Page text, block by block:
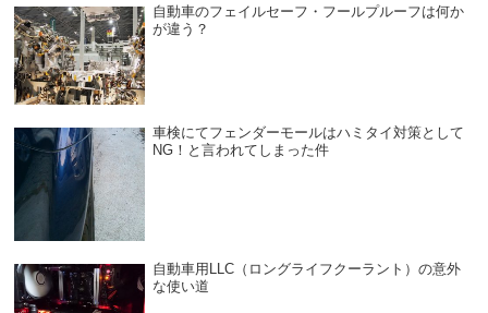
自動車のフェイルセーフ・フールプルーフは何か
が違う？
車検にてフェンダーモールはハミタイ対策として
NG！と言われてしまった件
自動車用LLC（ロングライフクーラント）の意外
な使い道